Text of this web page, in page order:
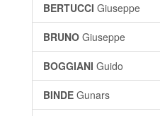
BERTUCCI Giuseppe
BRUNO Giuseppe
BOGGIANI Guido
BINDE Gunars